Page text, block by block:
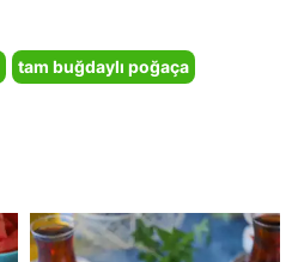
tam buğdaylı poğaça